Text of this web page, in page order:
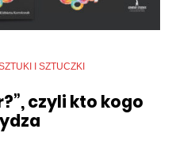
I SZTUCZKI
czyli kto kogo